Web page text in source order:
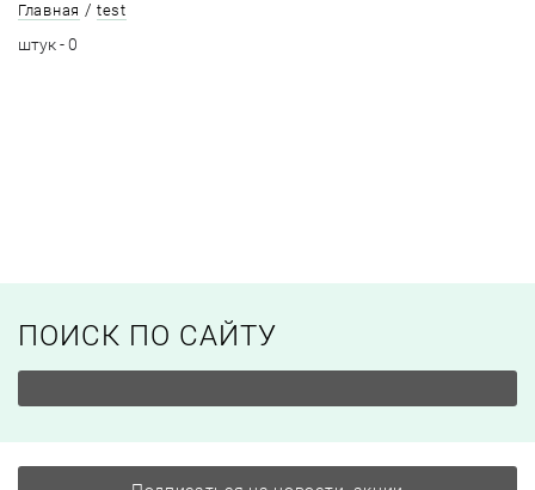
Главная / test
штук - 0
ПОИСК ПО САЙТУ